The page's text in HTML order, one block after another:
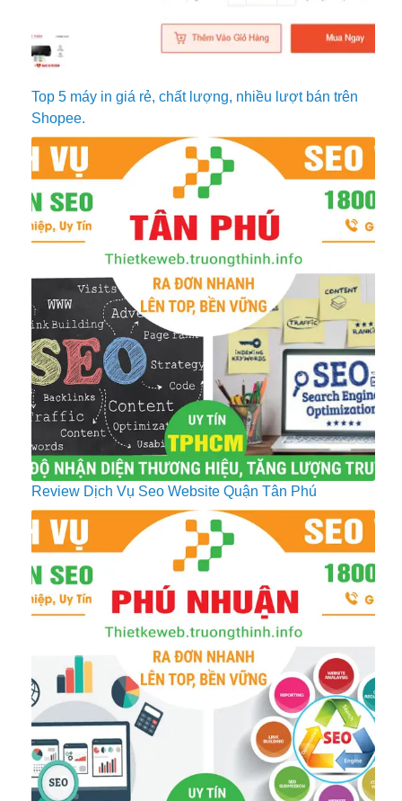
Top 5 máy in giá rẻ, chất lượng, nhiều lượt bán trên
Shopee.
Review Dịch Vụ Seo Website Quận Tân Phú